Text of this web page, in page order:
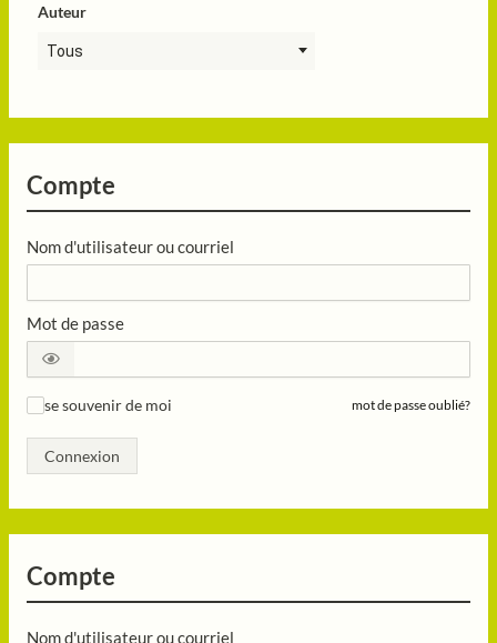
Auteur
Tous
Compte
Nom d'utilisateur ou courriel
Mot de passe
se souvenir de moi mot de passe oublié?
Connexion
Compte
Nom d'utilisateur ou courriel